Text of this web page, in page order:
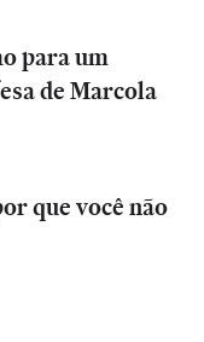
para um
de Marcola
que você não